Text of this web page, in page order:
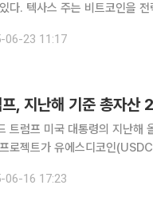
다. 텍사스 주는 비트코인을
06-23 11:17
트럼프 미국 대통령의 지난해
로젝트가 유에스디코인
06-16 17:23